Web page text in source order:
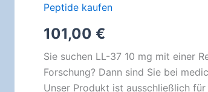
Peptide kaufen
101,00 €
Sie suchen LL-37 10 mg mit einer
Forschung? Dann sind Sie bei
Unser Produkt ist ausschließlich
mg
|
≥99
%
Reinheit
|